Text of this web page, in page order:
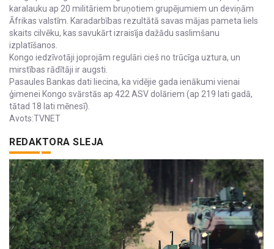
karalauku ap 20 militāriem bruņotiem grupējumiem un deviņām
Āfrikas valstīm. Karadarbības rezultātā savas mājas pameta liels
skaits cilvēku, kas savukārt izraisīja dažādu saslimšanu
izplatīšanos.
Kongo iedzīvotāji joprojām regulāri cieš no trūcīga uztura, un
mirstības rādītāji ir augsti.
Pasaules Bankas dati liecina, ka vidējie gada ienākumi vienai
ģimenei Kongo svārstās ap 422 ASV dolāriem (ap 219 lati gadā,
tātad 18 lati mēnesī).
Avots:TVNET
REDAKTORA SLEJA